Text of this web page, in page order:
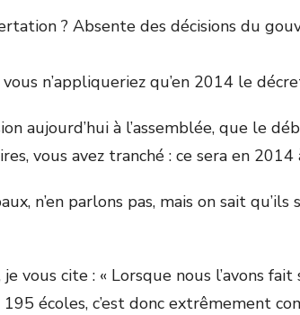
? Absente des décisions du
n’appliqueriez qu’en 2014 le
aujourd’hui à l’assemblée, que le
vous avez tranché : ce sera en 2014
n’en parlons pas, mais on sait
vous cite : « Lorsque nous l’avons
écoles, c’est donc extrêmement